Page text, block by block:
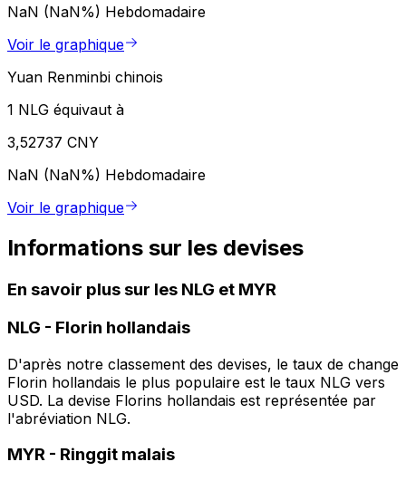
NaN (NaN%) Hebdomadaire
Voir le graphique
Yuan Renminbi chinois
1 NLG équivaut à
3,52737 CNY
NaN (NaN%) Hebdomadaire
Voir le graphique
Informations sur les devises
En savoir plus sur les NLG et MYR
NLG - Florin hollandais
D'après notre classement des devises, le taux de change
Florin hollandais le plus populaire est le taux NLG vers
USD. La devise Florins hollandais est représentée par
l'abréviation NLG.
MYR - Ringgit malais